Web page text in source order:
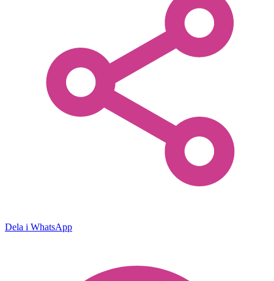
Dela i WhatsApp